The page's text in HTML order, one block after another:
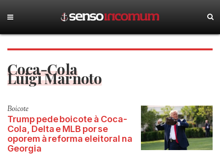
Coca-Cola
Luigi Marnoto
Boicote
Trump pede boicote à Coca-
Cola, Delta e MLB por se
oporem à reforma eleitoral na
Georgia